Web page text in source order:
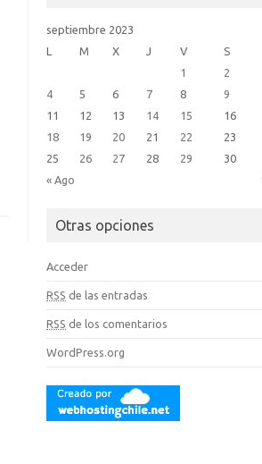
septiembre 2023
L
M X J V S
« Ago
1 2
4
5 6 7 8 9
11
12 13 14 15 16
18
19 20 21 22 23
25
26 27 28 29 30
Otras opciones
Acceder
RSS de las entradas
RSS de los comentarios
WordPress.org